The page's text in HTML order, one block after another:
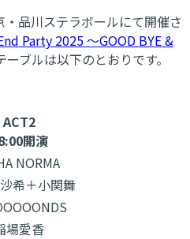
品川ステラボールにて開催さ
Party 2025 ～GOOD BYE &
ブルは以下のとおりです。
ACT2
開演
NORMA
希＋小関舞
場愛香